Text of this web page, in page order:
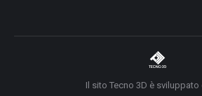
Il sito Tecno 3D è sviluppato